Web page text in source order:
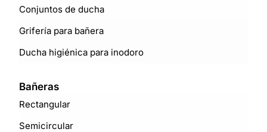
Conjuntos de ducha
Grifería para bañera
Ducha higiénica para inodoro
Bañeras
Rectangular
Semicircular